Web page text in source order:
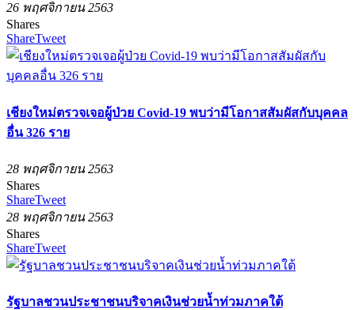
26 พฤศจิกายน 2563
Shares
ShareTweet
เชียงใหม่ตรวจเจอผู้ป่วย Covid-19 พบว่ามีโอกาสสัมผัสกับบุคคล
อื่น 326 ราย
28 พฤศจิกายน 2563
Shares
ShareTweet
28 พฤศจิกายน 2563
Shares
ShareTweet
รัฐบาลชวนประชาชนบริจาคเงินช่วยน้ำท่วมภาคใต้